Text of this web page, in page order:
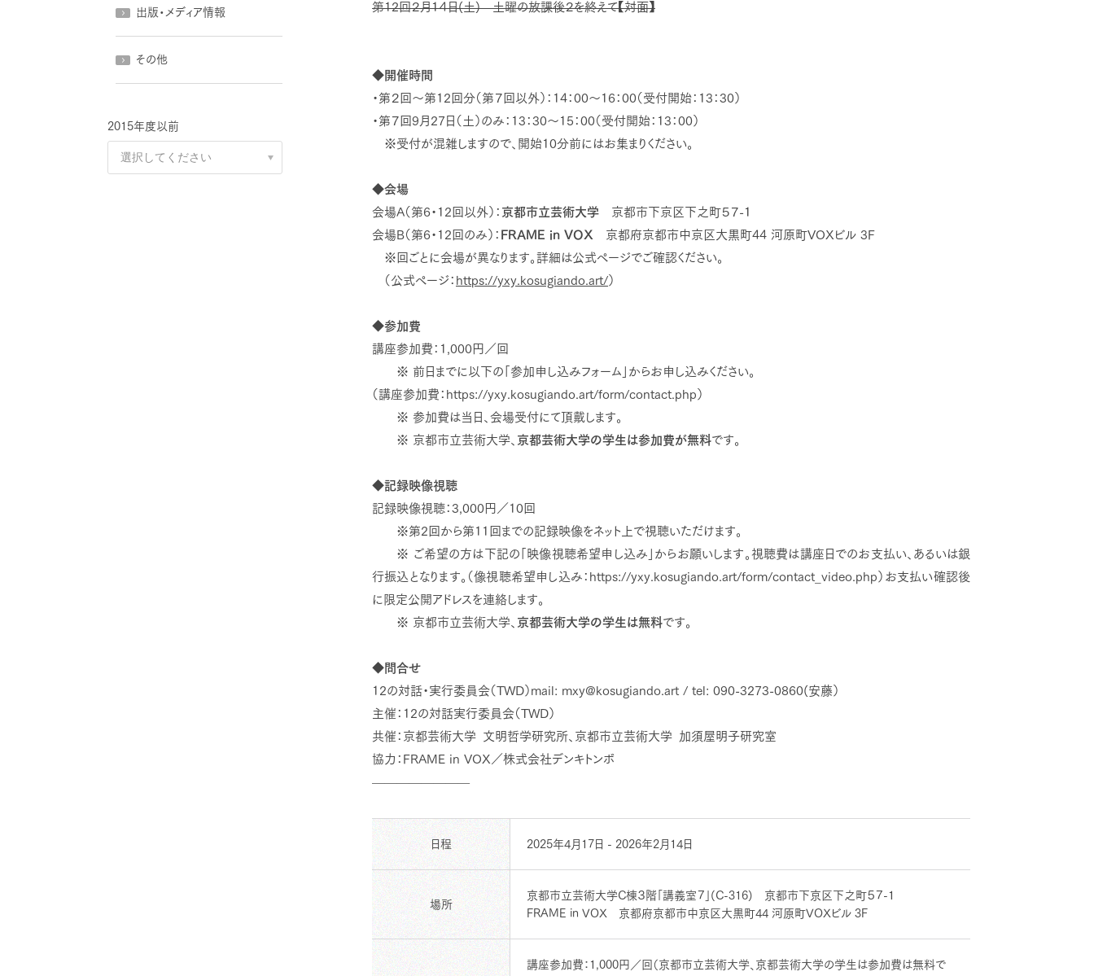
第12回２月１４日(土) 土曜の放課後２を終えて【対面】
◆開催時間
・第２回～第12回分（第７回以外）：14：00〜16：00（受付開始：13：30）
・第７回9月27日（土）のみ：13：30〜15：00（受付開始：13：00）
※受付が混雑しますので、開始10分前にはお集まりください。
◆会場
会場A（第6・12回以外）： 京都市立芸術大学 京都市下京区下之町５７-１
会場B（第6・12回のみ）： FRAME in VOX 京都府京都市中京区大黒町44 河原町VOXビル 3F
※回ごとに会場が異なります。詳細は公式ページでご確認ください。
（公式ページ： https://yxy.kosugiando.art/ ）
◆参加費
講座参加費：1,000円／回
※ 前日までに以下の「参加申し込みフォーム」からお申し込みください。
（講座参加費：https://yxy.kosugiando.art/form/contact.php）
※ 参加費は当日、会場受付にて頂戴します。
※ 京都市立芸術大学、 京都芸術大学の学生は参加費が無料です。
◆記録映像視聴
記録映像視聴：3,000円／10回
※第2回から第11回までの記録映像をネット上で視聴いただけます。
※ ご希望の方は下記の「映像視聴希望申し込み」からお願いします。視聴費は講座日でのお支払い、あるいは銀
行振込となります。（像視聴希望申し込み：https://yxy.kosugiando.art/form/contact_video.php）お支払い確認後
に限定公開アドレスを連絡します。
※ 京都市立芸術大学、 京都芸術大学の学生は無料です。
◆問合せ
12の対話・実行委員会（TWD）mail: mxy@kosugiando.art / tel: 090-3273-0860(安藤）
主催：12の対話実行委員会（TWD）
共催：京都芸術大学 文明哲学研究所、京都市立芸術大学 加須屋明子研究室
協力：FRAME in VOX／株式会社デンキトンボ
————————
日程 2025年4月17日 - 2026年2月14日
場所
京都市立芸術大学C棟３階「講義室７」(C-316) 京都市下京区下之町５７-１
FRAME in VOX 京都府京都市中京区大黒町44 河原町VOXビル 3F
講座参加費：1,000円／回（京都市立芸術大学、京都芸術大学の学生は参加費は無料で
出版・メディア情報
その他
2015年度以前